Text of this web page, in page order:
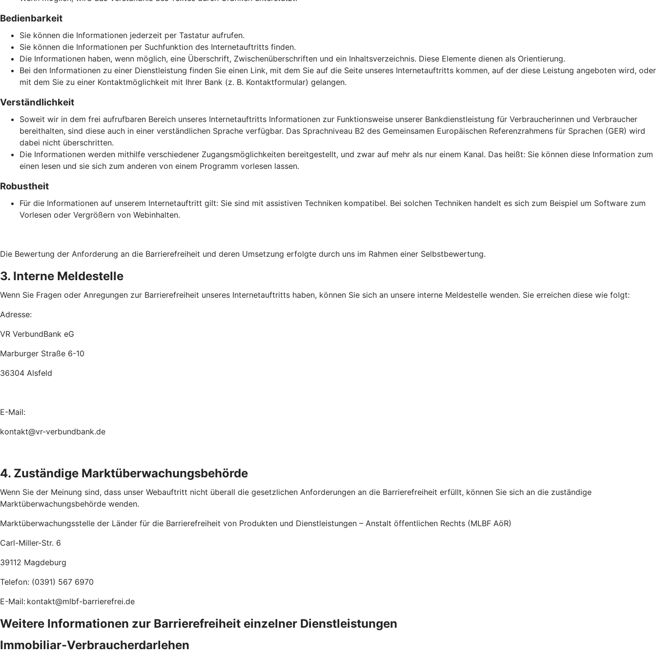
Bedienbarkeit
Sie können die Informationen jederzeit per Tastatur aufrufen.
Sie können die Informationen per Suchfunktion des Internetauftritts finden.
Die Informationen haben, wenn möglich, eine Überschrift, Zwischenüberschriften und ein Inhaltsverzeichnis. Diese Elemente dienen als Orientierung.
Bei den Informationen zu einer Dienstleistung finden Sie einen Link, mit dem Sie auf die Seite unseres Internetauftritts kommen, auf der diese Leistung angeboten wird, oder
mit dem Sie zu einer Kontaktmöglichkeit mit Ihrer Bank (z. B. Kontaktformular) gelangen.
Verständlichkeit
Soweit wir in dem frei aufrufbaren Bereich unseres Internetauftritts Informationen zur Funktionsweise unserer Bankdienstleistung für Verbraucherinnen und Verbraucher
bereithalten, sind diese auch in einer verständlichen Sprache verfügbar. Das Sprachniveau B2 des Gemeinsamen Europäischen Referenzrahmens für Sprachen (GER) wird
dabei nicht überschritten.
Die Informationen werden mithilfe verschiedener Zugangsmöglichkeiten bereitgestellt, und zwar auf mehr als nur einem Kanal. Das heißt: Sie können diese Information zum
einen lesen und sie sich zum anderen von einem Programm vorlesen lassen.
Robustheit
Für die Informationen auf unserem Internetauftritt gilt: Sie sind mit assistiven Techniken kompatibel. Bei solchen Techniken handelt es sich zum Beispiel um Software zum
Vorlesen oder Vergrößern von Webinhalten.
Die Bewertung der Anforderung an die Barrierefreiheit und deren Umsetzung erfolgte durch uns im Rahmen einer Selbstbewertung.
3. Interne Meldestelle
Wenn Sie Fragen oder Anregungen zur Barrierefreiheit unseres Internetauftritts haben, können Sie sich an unsere interne Meldestelle wenden. Sie erreichen diese wie folgt:
Adresse:
VR VerbundBank eG
Marburger Straße 6-10
36304 Alsfeld
E-Mail:
kontakt@vr-verbundbank.de
4. Zuständige Marktüberwachungsbehörde
Wenn Sie der Meinung sind, dass unser Webauftritt nicht überall die gesetzlichen Anforderungen an die Barrierefreiheit erfüllt, können Sie sich an die zuständige
Marktüberwachungsbehörde wenden.
Marktüberwachungsstelle der Länder für die Barrierefreiheit von Produkten und Dienstleistungen – Anstalt öffentlichen Rechts (MLBF AöR)
Carl-Miller-Str. 6
39112 Magdeburg
Telefon: (0391) 567 6970
E-Mail: kontakt@mlbf-barrierefrei.de
Weitere Informationen zur Barrierefreiheit einzelner Dienstleistungen
Immobiliar-Verbraucherdarlehen